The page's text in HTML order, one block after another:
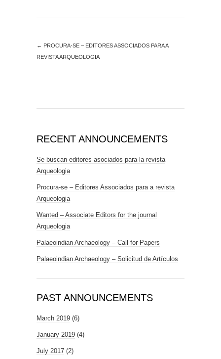
← PROCURA-SE – EDITORES ASSOCIADOS PARA A
REVISTA ARQUEOLOGIA
RECENT ANNOUNCEMENTS
Se buscan editores asociados para la revista
Arqueologia
Procura-se – Editores Associados para a revista
Arqueologia
Wanted – Associate Editors for the journal
Arqueologia
Palaeoindian Archaeology – Call for Papers
Palaeoindian Archaeology – Solicitud de Artículos
PAST ANNOUNCEMENTS
March 2019 (6)
January 2019 (4)
July 2017 (2)